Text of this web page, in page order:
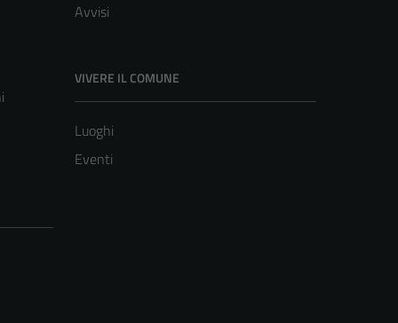
Avvisi
VIVERE IL COMUNE
Luoghi
Eventi